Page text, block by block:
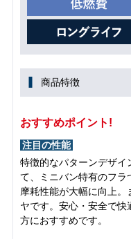
商品特徴
おすすめポイント!
注目の性能
特徴的なパターンデザイ
て、ミニバン特有のフラ
摩耗性能が大幅に向上。
ヤです。安心・安全で
方におすすめです。